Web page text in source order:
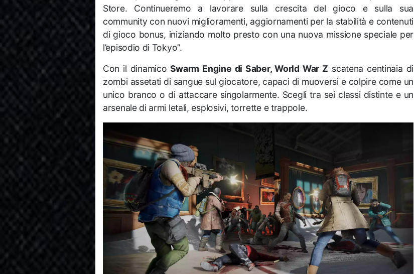
Store. Continueremo a lavorare sulla crescita del gioco e sulla sua
community con nuovi miglioramenti, aggiornamenti per la stabilità e contenuti
di gioco bonus, iniziando molto presto con una nuova missione speciale per
l’episodio di Tokyo”.
Con il dinamico Swarm Engine di Saber, World War Z scatena centinaia di
zombi assetati di sangue sul giocatore, capaci di muoversi e colpire come un
unico branco o di attaccare singolarmente. Scegli tra sei classi distinte e un
arsenale di armi letali, esplosivi, torrette e trappole.